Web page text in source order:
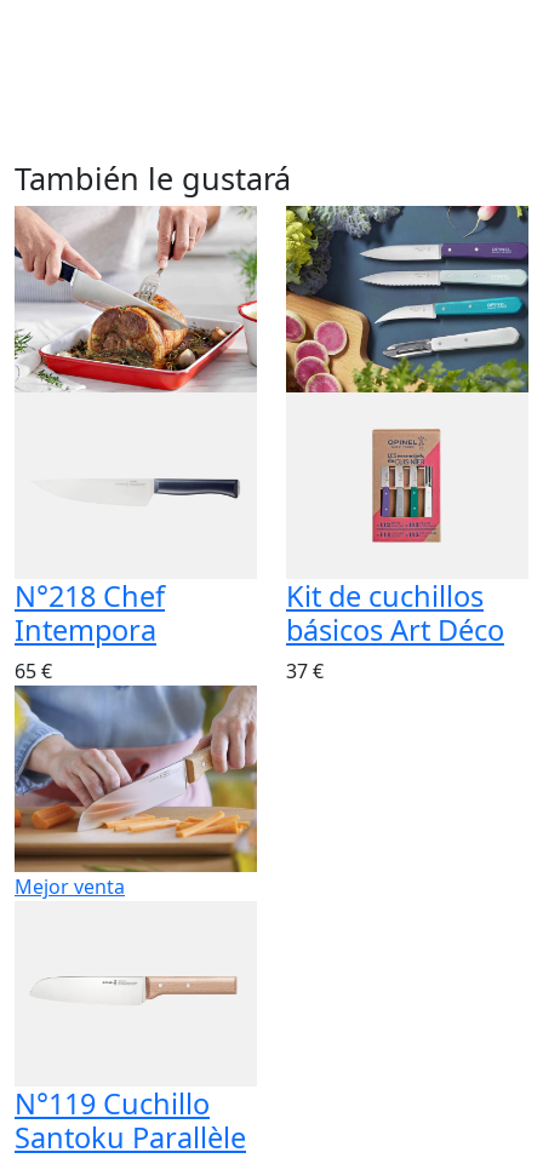
También le gustará
N°218 Chef
Intempora
65 €
Kit de cuchillos
básicos Art Déco
37 €
Mejor venta
N°119 Cuchillo
Santoku Parallèle